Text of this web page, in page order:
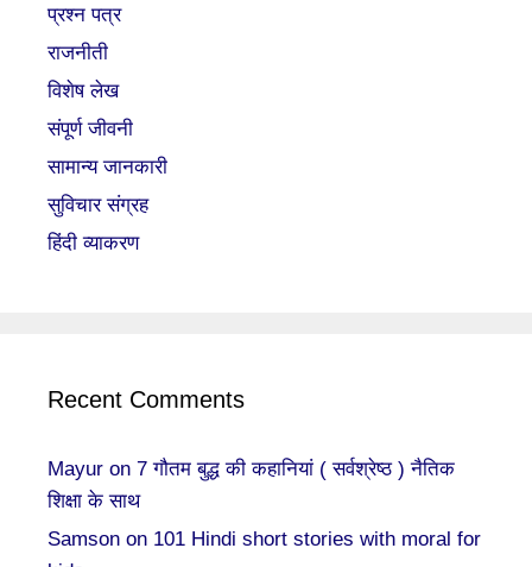
प्रश्न पत्र
राजनीती
विशेष लेख
संपूर्ण जीवनी
सामान्य जानकारी
सुविचार संग्रह
हिंदी व्याकरण
Recent Comments
Mayur on 7 गौतम बुद्ध की कहानियां ( सर्वश्रेष्ठ ) नैतिक
शिक्षा के साथ
Samson on 101 Hindi short stories with moral for